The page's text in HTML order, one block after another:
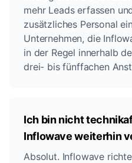
mehr Leads erfassen
zusätzliches Personal
Unternehmen, die
in der Regel innerhalb
drei- bis fünffachen
Ich bin nicht
Inflowave weiterhin
Absolut. Inflowave